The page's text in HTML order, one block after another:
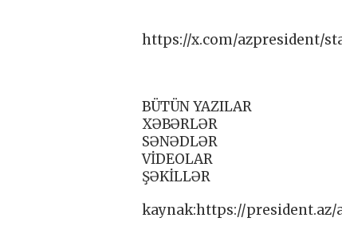
https://x.com/azpresident/
BÜTÜN YAZILAR
XƏBƏRLƏR
SƏNƏDLƏR
VİDEOLAR
ŞƏKİLLƏR
kaynak:https://president.az/